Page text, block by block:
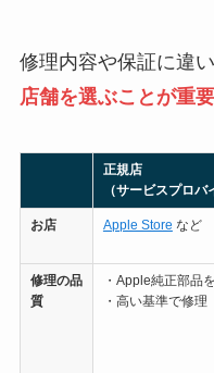
修理内容や保証に違
店舗を選ぶことが重要
正規店
（サービスプロバ
お店 Apple Store など
修理の品
質
・Apple純正部品
・高い基準で修理